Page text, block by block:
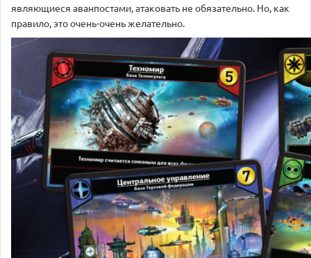
являющиеся аванпостами, атаковать не обязательно. Но, как
правило, это очень-очень желательно.